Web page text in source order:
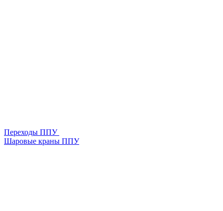
Переходы ППУ
Шаровые краны ППУ